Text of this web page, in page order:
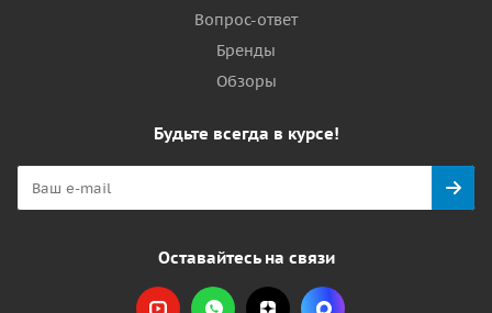
Вопрос-ответ
Бренды
Обзоры
Будьте всегда в курсе!
Оставайтесь на связи